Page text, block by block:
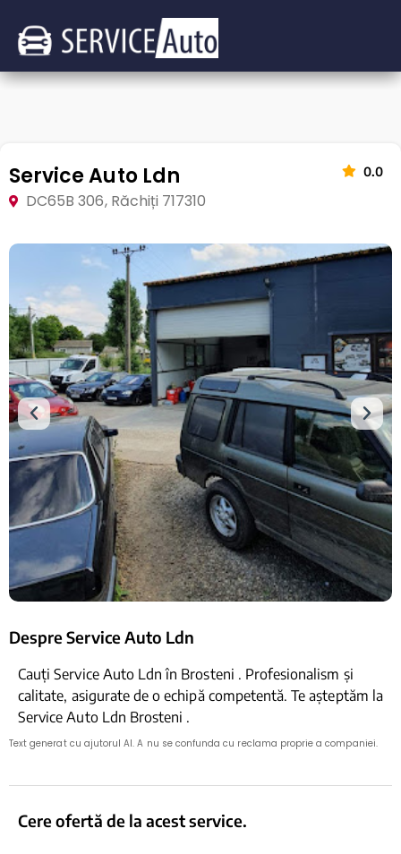
Service Auto Ldn 0.0
DC65B 306, Răchiți 717310
Despre Service Auto Ldn
Cauți Service Auto Ldn în Brosteni . Profesionalism și
calitate, asigurate de o echipă competentă. Te așteptăm la
Service Auto Ldn Brosteni .
Text generat cu ajutorul AI. A nu se confunda cu reclama proprie a companiei.
Cere ofertă de la acest service.